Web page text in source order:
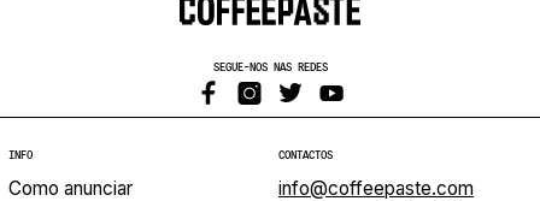
SEGUE-NOS NAS REDES
INFO
Como anunciar
CONTACTOS
info@coffeepaste.com